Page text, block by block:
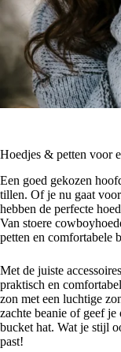
Hoedjes & petten voor
Een goed gekozen
tillen. Of je nu gaat
hebben de perfecte
Van stoere
petten en comfortabele
Met de juiste
praktisch en
zon met een luchtige
zachte beanie of geef
bucket hat. Wat je stijl
past!